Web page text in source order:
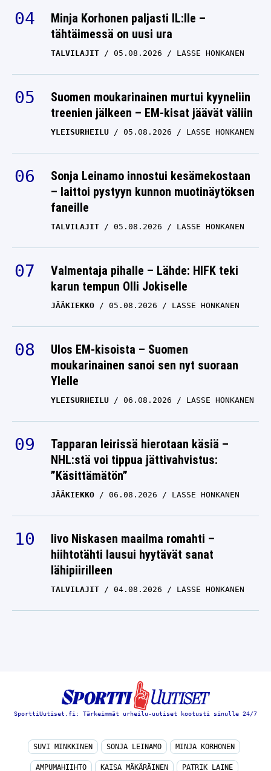
Minja Korhonen paljasti IL:lle –
tähtäimessä on uusi ura
TALVILAJIT 05.08.2026 LASSE HONKANEN
Suomen moukarinainen murtui kyyneliin
treenien jälkeen – EM-kisat jäävät väliin
YLEISURHEILU 05.08.2026 LASSE HONKANEN
Sonja Leinamo innostui kesämekostaan
– laittoi pystyyn kunnon muotinäytöksen
faneille
TALVILAJIT 05.08.2026 LASSE HONKANEN
Valmentaja pihalle – Lähde: HIFK teki
karun tempun Olli Jokiselle
JÄÄKIEKKO 05.08.2026 LASSE HONKANEN
Ulos EM-kisoista – Suomen
moukarinainen sanoi sen nyt suoraan
Ylelle
YLEISURHEILU 06.08.2026 LASSE HONKANEN
Tapparan leirissä hierotaan käsiä –
NHL:stä voi tippua jättivahvistus:
”Käsittämätön”
JÄÄKIEKKO 06.08.2026 LASSE HONKANEN
Iivo Niskasen maailma romahti –
hiihtotähti lausui hyytävät sanat
lähipiirilleen
TALVILAJIT 04.08.2026 LASSE HONKANEN
SporttiUutiset.fi: Tärkeimmät urheilu-uutiset kootusti sinulle 24/7
SUVI MINKKINEN SONJA LEINAMO MINJA KORHONEN
AMPUMAHIIHTO KAISA MÄKÄRÄINEN PATRIK LAINE